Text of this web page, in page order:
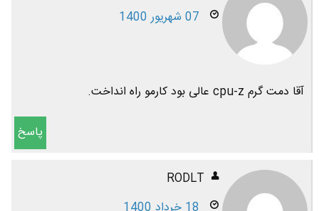
07 شهریور 1400
آقا دمت گرم cpu-z عالی بود کارمو راه انداخت.
پاسخ
RODLT